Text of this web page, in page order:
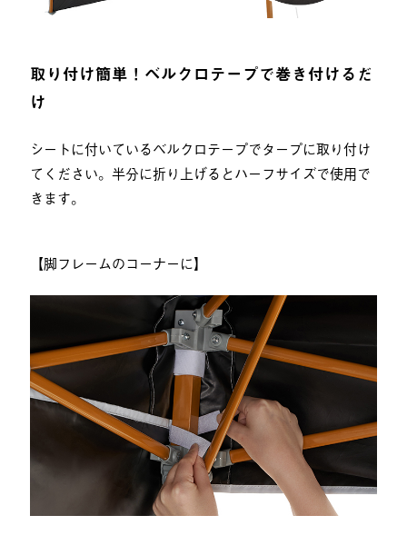
取り付け簡単！ベルクロテープで巻き付けるだ
け
シートに付いているベルクロテープでタープに取り付け
てください。半分に折り上げるとハーフサイズで使用で
きます。
【脚フレームのコーナーに】